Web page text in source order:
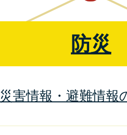
防災
災害情報・避難情報